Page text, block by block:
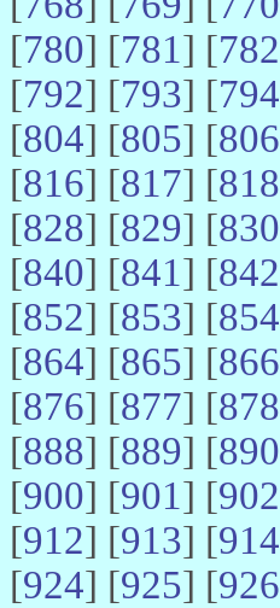
[780] [781] [782
[792] [793] [794
[804] [805] [806
[816] [817] [818
[828] [829] [830
[840] [841] [842
[852] [853] [854
[864] [865] [866
[876] [877] [878
[888] [889] [890
[900] [901] [902
[912] [913] [914
[924] [925] [926